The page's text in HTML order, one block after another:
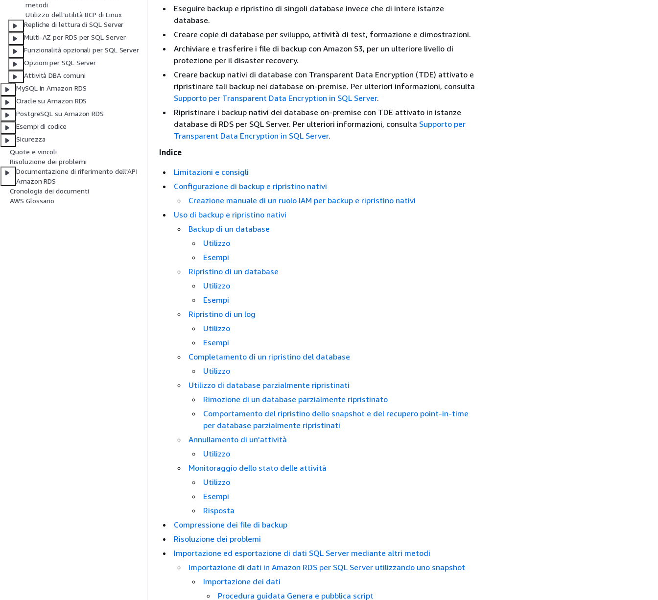
metodi
Utilizzo dell’utilità BCP di Linux
Repliche di lettura di SQL Server
Multi-AZ per RDS per SQL Server
Funzionalità opzionali per SQL Server
Opzioni per SQL Server
Attività DBA comuni
MySQL in Amazon RDS
Oracle su Amazon RDS
PostgreSQL su Amazon RDS
Esempi di codice
Sicurezza
Quote e vincoli
Risoluzione dei problemi
Documentazione di riferimento dell'API
Amazon RDS
Cronologia dei documenti
AWS Glossario
Eseguire backup e ripristino di singoli database invece che di intere istanze
database.
Creare copie di database per sviluppo, attività di test, formazione e dimostrazioni.
Archiviare e trasferire i file di backup con Amazon S3, per un ulteriore livello di
protezione per il disaster recovery.
Creare backup nativi di database con Transparent Data Encryption (TDE) attivato e
ripristinare tali backup nei database on-premise. Per ulteriori informazioni, consulta
Supporto per Transparent Data Encryption in SQL Server.
Ripristinare i backup nativi dei database on-premise con TDE attivato in istanze
database di RDS per SQL Server. Per ulteriori informazioni, consulta Supporto per
Transparent Data Encryption in SQL Server.
Indice
Limitazioni e consigli
Configurazione di backup e ripristino nativi
Creazione manuale di un ruolo IAM per backup e ripristino nativi
Uso di backup e ripristino nativi
Backup di un database
Utilizzo
Esempi
Ripristino di un database
Utilizzo
Esempi
Ripristino di un log
Utilizzo
Esempi
Completamento di un ripristino del database
Utilizzo
Utilizzo di database parzialmente ripristinati
Rimozione di un database parzialmente ripristinato
Comportamento del ripristino dello snapshot e del recupero point-in-time
per database parzialmente ripristinati
Annullamento di un'attività
Utilizzo
Monitoraggio dello stato delle attività
Utilizzo
Esempi
Risposta
Compressione dei file di backup
Risoluzione dei problemi
Importazione ed esportazione di dati SQL Server mediante altri metodi
Importazione di dati in Amazon RDS per SQL Server utilizzando uno snapshot
Importazione dei dati
Procedura guidata Genera e pubblica script